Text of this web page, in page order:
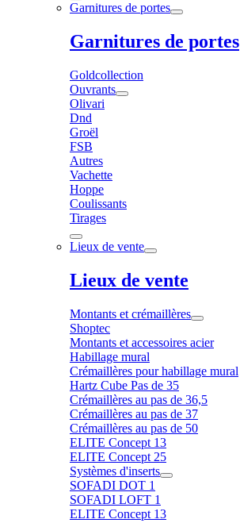
Garnitures de portes
Garnitures de portes
Goldcollection
Ouvrants
Olivari
Dnd
Groël
FSB
Autres
Vachette
Hoppe
Coulissants
Tirages
Lieux de vente
Lieux de vente
Montants et crémaillères
Shoptec
Montants et accessoires acier
Habillage mural
Crémaillères pour habillage mural
Hartz Cube Pas de 35
Crémaillères au pas de 36,5
Crémaillères au pas de 37
Crémaillères au pas de 50
ELITE Concept 13
ELITE Concept 25
Systèmes d'inserts
SOFADI DOT 1
SOFADI LOFT 1
ELITE Concept 13